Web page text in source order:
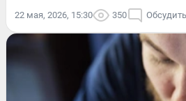
22 мая, 2026, 15:30 350 Обсудить